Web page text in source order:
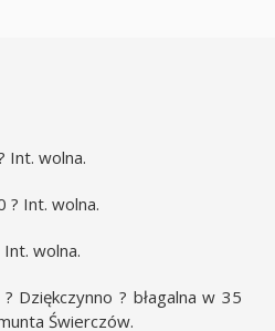
Int. wolna.
? Int. wolna.
wolna.
Dziękczynno ? błagalna w 35
Świerczów.